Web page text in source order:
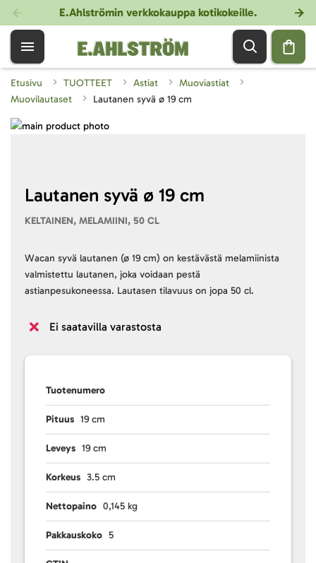
E.Ahlströmin verkkokauppa kotikokeille.
Etusivu TUOTTEET Astiat
Muoviastiat
Muovilautaset
Lautanen syvä ø 19 cm
Lautanen syvä ø 19 cm
KELTAINEN, MELAMIINI, 50 CL
Wacan syvä lautanen (ø 19 cm) on kestävästä melamiinista
valmistettu lautanen, joka voidaan pestä
astianpesukoneessa. Lautasen tilavuus on jopa 50 cl.
Ei saatavilla varastosta
Tuotenumero
Pituus 19 cm
Leveys 19 cm
Korkeus 3.5 cm
Nettopaino 0,145 kg
Pakkauskoko 5
Skip
images
beginning
gallery